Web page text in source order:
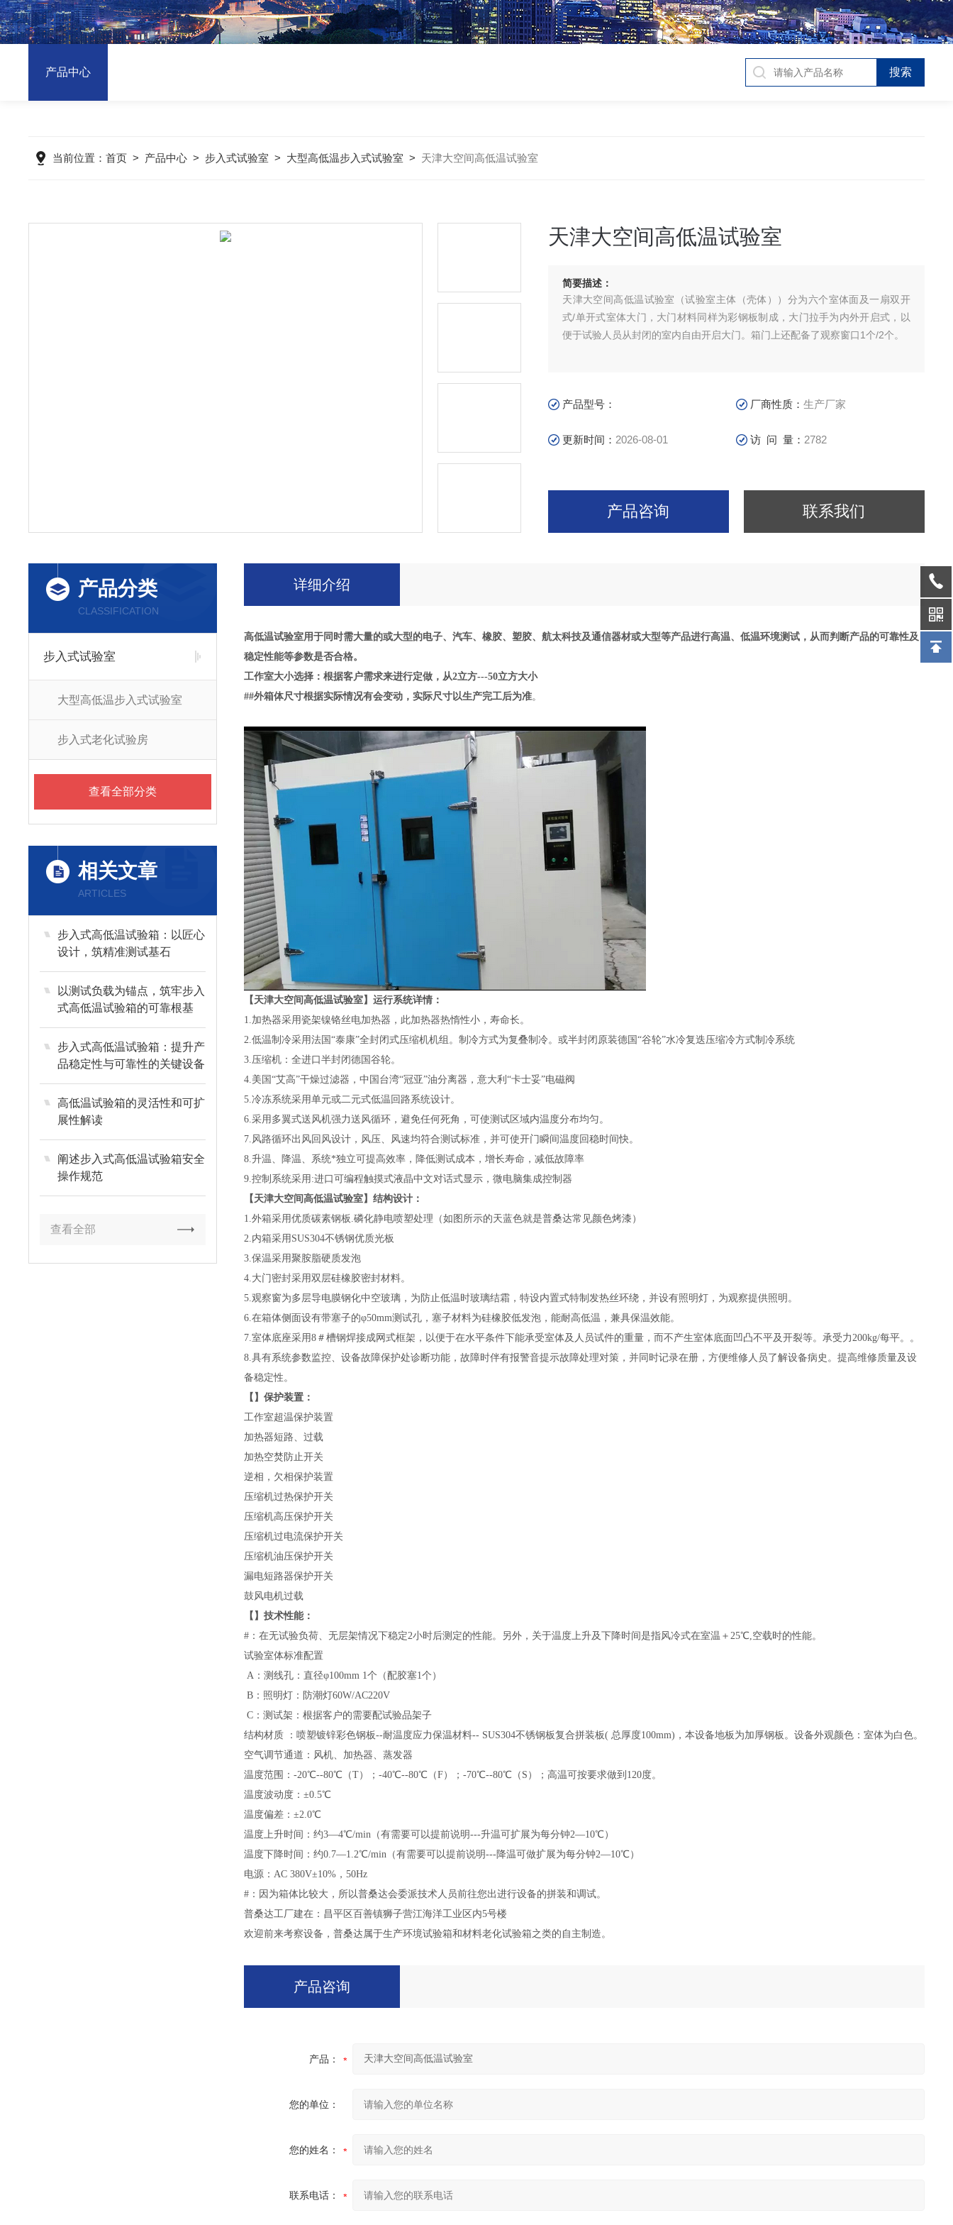
产品中心
当前位置：首页 > 产品中心 > 步入式试验室 > 大型高低温步入式试验室 > 天津大空间高低温试验室
天津大空间高低温试验室
简要描述：
天津大空间高低温试验室（试验室主体（壳体））分为六个室体面及一扇双开
式/单开式室体大门，大门材料同样为彩钢板制成，大门拉手为内外开启式，以
便于试验人员从封闭的室内自由开启大门。箱门上还配备了观察窗口1个/2个。
产品型号： 厂商性质：生产厂家
更新时间： 2026-08-01 访 问 量： 2782
产品咨询 联系我们
产品分类
CLASSIFICATION
步入式试验室
大型高低温步入式试验室
步入式老化试验房
查看全部分类
相关文章
ARTICLES
步入式高低温试验箱：以匠心
设计，筑精准测试基石
以测试负载为锚点，筑牢步入
式高低温试验箱的可靠根基
步入式高低温试验箱：提升产
品稳定性与可靠性的关键设备
高低温试验箱的灵活性和可扩
展性解读
阐述步入式高低温试验箱安全
操作规范
查看全部
详细介绍
高低温试验室用于同时需大量的或大型的电子、汽车、橡胶、塑胶、航太科技及通信器材或大型等产品进行高温、低温环境测试，从而判断产品的可靠性及
稳定性能等参数是否合格。
工作室大小选择：根据客户需求来进行定做，从2立方---50立方大小
##外箱体尺寸根据实际情况有会变动，实际尺寸以生产完工后为准。
【天津大空间高低温试验室】运行系统详情：
1.加热器采用瓷架镍铬丝电加热器，此加热器热惰性小，寿命长。
2.低温制冷采用法国“泰康”全封闭式压缩机机组。制冷方式为复叠制冷。或半封闭原装德国“谷轮”水冷复迭压缩冷方式制冷系统
3.压缩机：全进口半封闭德国谷轮。
4.美国“艾高”干燥过滤器，中国台湾“冠亚”油分离器，意大利“卡士妥”电磁阀
5.冷冻系统采用单元或二元式低温回路系统设计。
6.采用多翼式送风机强力送风循环，避免任何死角，可使测试区域内温度分布均匀。
7.风路循环出风回风设计，风压、风速均符合测试标准，并可使开门瞬间温度回稳时间快。
8.升温、降温、系统*独立可提高效率，降低测试成本，增长寿命，减低故障率
9.控制系统采用:进口可编程触摸式液晶中文对话式显示，微电脑集成控制器
【天津大空间高低温试验室】结构设计：
1.外箱采用优质碳素钢板.磷化静电喷塑处理（如图所示的天蓝色就是普桑达常见颜色烤漆）
2.内箱采用SUS304不锈钢优质光板
3.保温采用聚胺脂硬质发泡
4.大门密封采用双层硅橡胶密封材料。
5.观察窗为多层导电膜钢化中空玻璃，为防止低温时玻璃结霜，特设内置式特制发热丝环绕，并设有照明灯，为观察提供照明。
6.在箱体侧面设有带塞子的φ50mm测试孔，塞子材料为硅橡胶低发泡，能耐高低温，兼具保温效能。
7.室体底座采用8＃槽钢焊接成网式框架，以便于在水平条件下能承受室体及人员试件的重量，而不产生室体底面凹凸不平及开裂等。承受力200kg/每平。。
8.具有系统参数监控、设备故障保护处诊断功能，故障时伴有报警音提示故障处理对策，并同时记录在册，方便维修人员了解设备病史。提高维修质量及设
备稳定性。
【】保护装置：
工作室超温保护装置
加热器短路、过载
加热空焚防止开关
逆相，欠相保护装置
压缩机过热保护开关
压缩机高压保护开关
压缩机过电流保护开关
压缩机油压保护开关
漏电短路器保护开关
鼓风电机过载
【】技术性能：
#：在无试验负荷、无层架情况下稳定2小时后测定的性能。另外，关于温度上升及下降时间是指风冷式在室温＋25℃,空载时的性能。
试验室体标准配置
A：测线孔：直径φ100mm 1个（配胶塞1个）
B：照明灯：防潮灯60W/AC220V
C：测试架：根据客户的需要配试验品架子
结构材质 ：喷塑镀锌彩色钢板--耐温度应力保温材料-- SUS304不锈钢板复合拼装板( 总厚度100mm)，本设备地板为加厚钢板。设备外观颜色：室体为白色。
空气调节通道：风机、加热器、蒸发器
温度范围：-20℃--80℃（T）；-40℃--80℃（F）；-70℃--80℃（S）；高温可按要求做到120度。
温度波动度：±0.5℃
温度偏差：±2.0℃
温度上升时间：约3—4℃/min（有需要可以提前说明---升温可扩展为每分钟2—10℃）
温度下降时间：约0.7—1.2℃/min（有需要可以提前说明---降温可做扩展为每分钟2—10℃）
电源：AC 380V±10%，50Hz
#：因为箱体比较大，所以普桑达会委派技术人员前往您出进行设备的拼装和调试。
普桑达工厂建在：昌平区百善镇狮子营江海洋工业区内5号楼
欢迎前来考察设备，普桑达属于生产环境试验箱和材料老化试验箱之类的自主制造。
产品咨询
产品：
您的单位：
您的姓名：
联系电话：